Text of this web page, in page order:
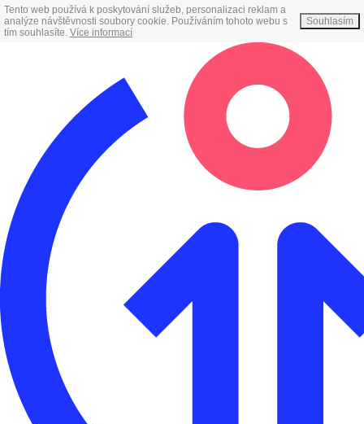
Tento web používá k poskytování služeb, personalizaci reklam a
analýze návštěvnosti soubory cookie. Používáním tohoto webu s
tím souhlasíte. Více informací
Souhlasím